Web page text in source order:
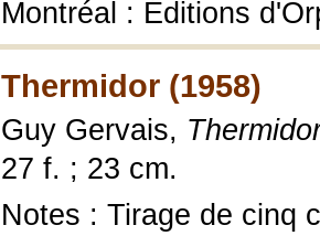
Montréal : Éditions
Thermidor (1958)
Guy Gervais,
27 f. ; 23 cm.
Notes : Tirage de cinq